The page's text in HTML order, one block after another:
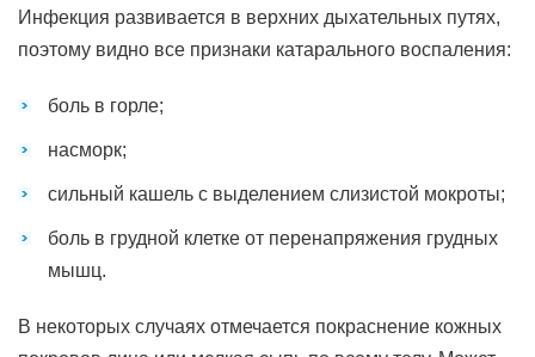
Инфекция развивается в верхних дыхательных путях,
поэтому видно все признаки катарального воспаления:
боль в горле;
насморк;
сильный кашель с выделением слизистой мокроты;
боль в грудной клетке от перенапряжения грудных
мышц.
В некоторых случаях отмечается покраснение кожных